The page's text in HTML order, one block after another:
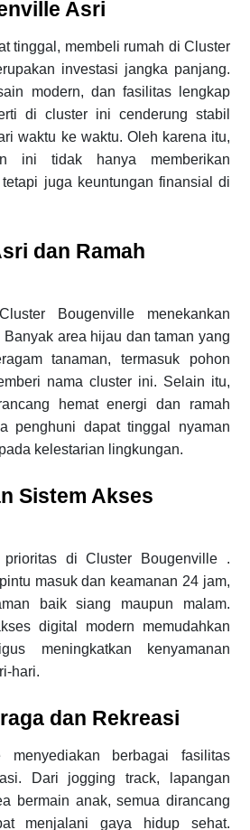
Asri
tinggal, membeli rumah di Cluster
investasi jangka panjang.
modern, dan fasilitas lengkap
di cluster ini cenderung stabil
waktu ke waktu. Oleh karena itu,
ini tidak hanya memberikan
juga keuntungan finansial di
dan Ramah
Bougenville menekankan
area hijau dan taman yang
tanaman, termasuk pohon
nama cluster ini. Selain itu,
hemat energi dan ramah
penghuni dapat tinggal nyaman
kelestarian lingkungan.
Sistem Akses
prioritas di Cluster Bougenville .
masuk dan keamanan 24 jam,
baik siang maupun malam.
digital modern memudahkan
meningkatkan kenyamanan
hari.
dan Rekreasi
menyediakan berbagai fasilitas
Dari jogging track, lapangan
bermain anak, semua dirancang
menjalani gaya hidup sehat.